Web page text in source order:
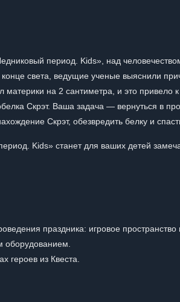
период. Kids», над
света, ведущие ученые выяснили
материки на 2 сантиметра, и это привело
Скрэт. Ваша задача — вернуться в
Скрэт, обезвредить белку и
Kids» станет для ваших детей
праздника: игровое пространство
оборудованием.
героев из Квеста.